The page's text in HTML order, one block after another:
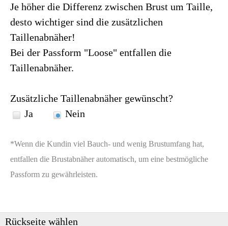
Je höher die Differenz zwischen Brust um Taille,
desto wichtiger sind die zusätzlichen
Taillenabnäher!
Bei der Passform "Loose" entfallen die
Taillenabnäher.
Zusätzliche Taillenabnäher gewünscht?
Ja
Nein
*Wenn die Kundin viel Bauch- und wenig Brustumfang hat,
entfallen die Brustabnäher automatisch, um eine bestmögliche
Passform zu gewährleisten.
Rückseite wählen